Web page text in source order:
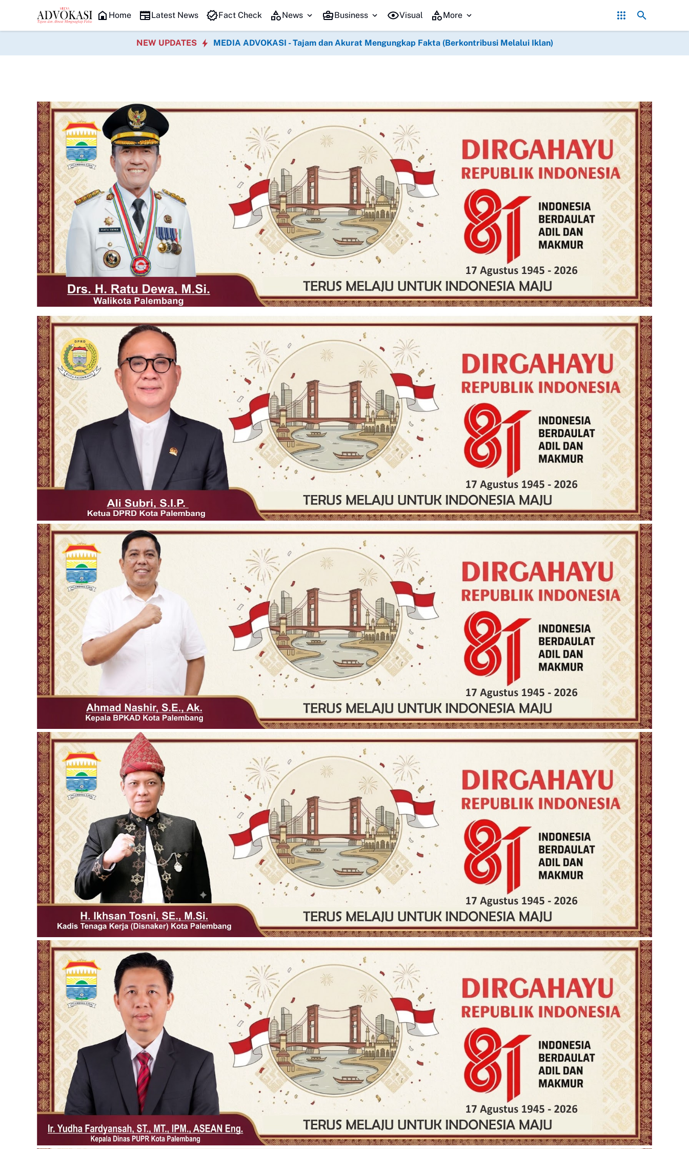
HEADLINE Ribuan Penambang Bergerak! Pembelian Timah Terhenti, Ekonomi Masyarakat
Home Latest News Fact Check News Business Visual More
NEW UPDATES MEDIA ADVOKASI - Tajam dan Akurat Mengungkap Fakta (Berkontribusi Melalui Iklan)